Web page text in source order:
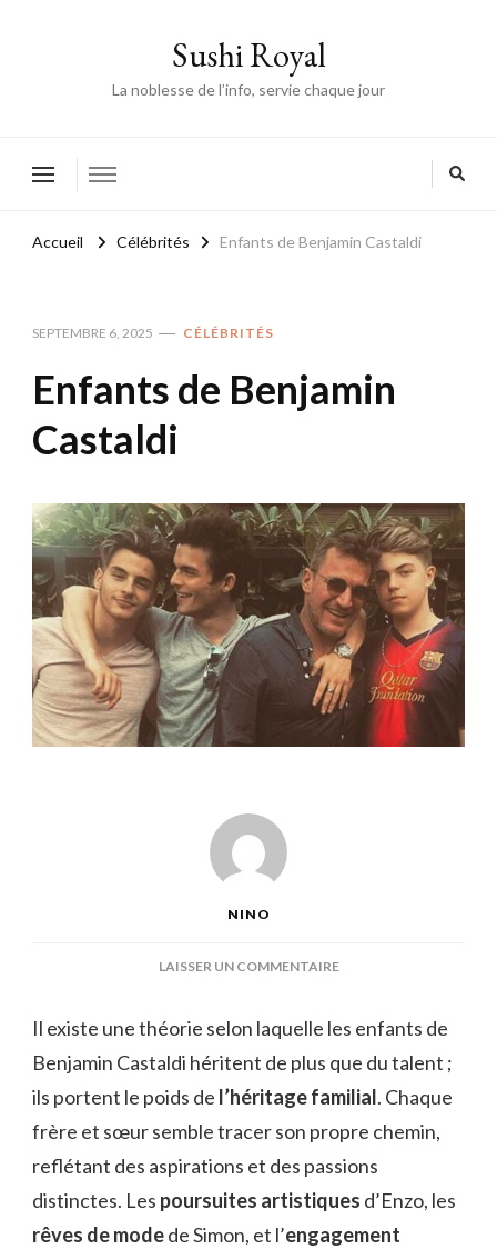
Sushi Royal
La noblesse de l’info, servie chaque jour
Accueil Célébrités Enfants de Benjamin Castaldi
SEPTEMBRE 6, 2025 CÉLÉBRITÉS
Enfants de Benjamin
Castaldi
NINO
LAISSER UN COMMENTAIRESUR
BENJAMIN
CASTALDI
Il existe une théorie selon laquelle les enfants de
Benjamin Castaldi héritent de plus que du talent ;
ils portent le poids de l’héritage familial. Chaque
frère et sœur semble tracer son propre chemin,
reflétant des aspirations et des passions
distinctes. Les poursuites artistiques d’Enzo, les
rêves de modede Simon, et l’engagement